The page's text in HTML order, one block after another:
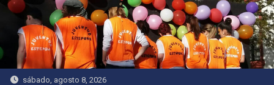
Saltar
contenido
sábado, agosto 8, 2026